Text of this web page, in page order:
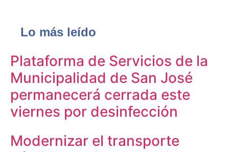
Lo más leído
Plataforma de Servicios de la
Municipalidad de San José
permanecerá cerrada este
viernes por desinfección
Modernizar el transporte